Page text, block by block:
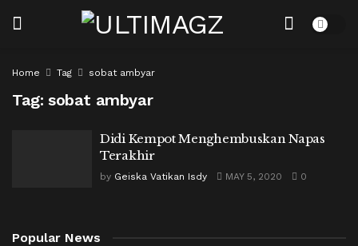
Home Tag sobat ambyar
Tag: sobat ambyar
Didi Kempot Menghembuskan Napas
Terakhir
by Geiska Vatikan Isdy MAY 5, 2020 0
Popular News